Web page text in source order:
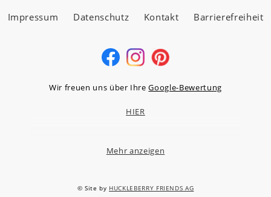
Impressum Datenschutz Kontakt Barrierefreiheit
Wir freuen uns über IhreGoogle-Bewertung
HIER
Niederstedter Weg 13A – 17, 61348 Bad Homburg v.d.H.
Mehr anzeigen
© Site by HUCKLEBERRY FRIENDS AG